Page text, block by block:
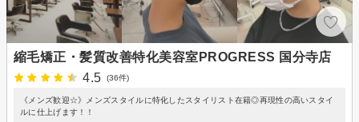
縮毛矯正・髪質改善特化美容室PROGRESS 国分寺店
4.5
(36件)
《メンズ歓迎☆》メンズスタイルに特化したスタイリスト在籍◎再現性の高いスタイ
ルに仕上げます！！